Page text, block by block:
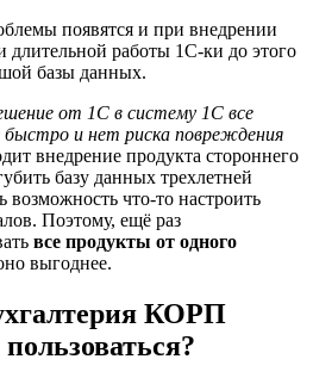
появятся и при внедрении
работы 1С-ки до этого
базы данных.
от 1С в систему 1С все
и нет риска повреждения
внедрение продукта стороннего
базу данных трехлетней
возможность что-то настроить
Поэтому, ещё раз
все продукты от одного
выгоднее.
КОРП